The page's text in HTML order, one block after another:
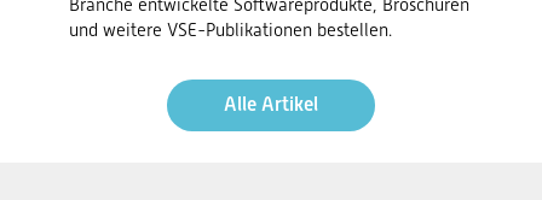
Branche entwickelte Softwareprodukte, Broschüren
und weitere VSE-Publikationen bestellen.
Alle Artikel